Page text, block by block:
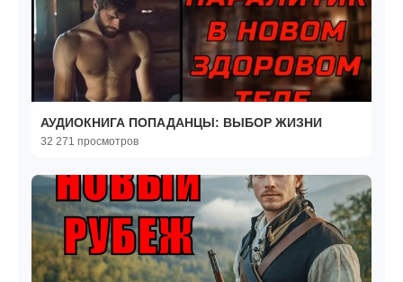
АУДИОКНИГА ПОПАДАНЦЫ: ВЫБОР ЖИЗНИ
32 271 просмотров